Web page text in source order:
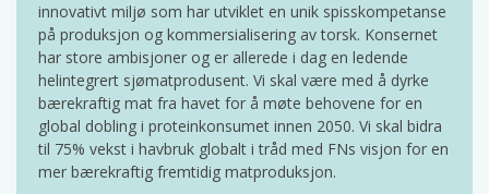
innovativt miljø som har utviklet en unik spisskompetanse
på produksjon og kommersialisering av torsk. Konsernet
har store ambisjoner og er allerede i dag en ledende
helintegrert sjømatprodusent. Vi skal være med å dyrke
bærekraftig mat fra havet for å møte behovene for en
global dobling i proteinkonsumet innen 2050. Vi skal bidra
til 75% vekst i havbruk globalt i tråd med FNs visjon for en
mer bærekraftig fremtidig matproduksjon.